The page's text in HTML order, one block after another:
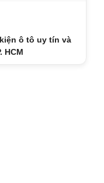
ô tô uy tín và
HCM